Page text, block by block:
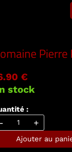
Pierre
€
stock
:
- +
Ajouter au